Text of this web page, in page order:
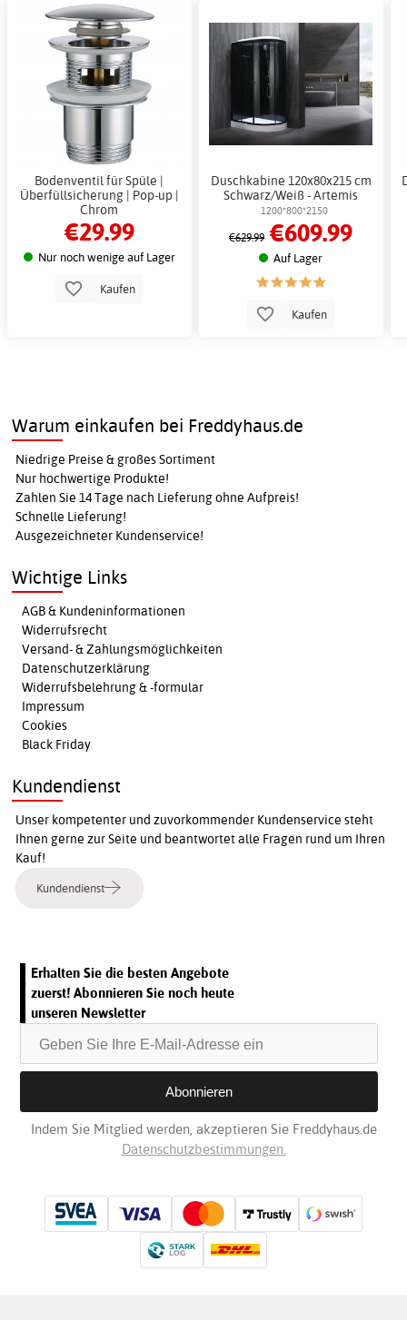
Bodenventil für Spüle |
Überfüllsicherung | Pop-up |
Chrom
€29.99
Nur noch wenige auf Lager
Kaufen
Duschkabine 120x80x215 cm
Schwarz/Weiß - Artemis
1200*800*2150
€629.99 €609.99
Auf Lager
Kaufen
Warum einkaufen bei Freddyhaus.de
Niedrige Preise & großes Sortiment
Nur hochwertige Produkte!
Zahlen Sie 14 Tage nach Lieferung ohne Aufpreis!
Schnelle Lieferung!
Ausgezeichneter Kundenservice!
Wichtige Links
AGB & Kundeninformationen
Widerrufsrecht
Versand- & Zahlungsmöglichkeiten
Datenschutzerklärung
Widerrufsbelehrung & -formular
Impressum
Cookies
Black Friday
Kundendienst
Unser kompetenter und zuvorkommender Kundenservice steht
Ihnen gerne zur Seite und beantwortet alle Fragen rund um Ihren
Kauf!
Kundendienst
Erhalten Sie die besten Angebote
zuerst! Abonnieren Sie noch heute
unseren Newsletter
Indem Sie Mitglied werden, akzeptieren Sie Freddyhaus.de
Datenschutzbestimmungen.